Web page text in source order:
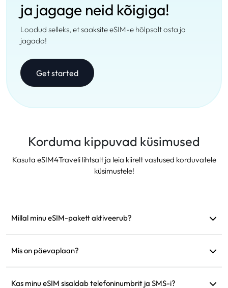
ja jagage neid kõigiga!
Loodud selleks, et saaksite eSIM-e hõlpsalt osta ja
jagada!
Get started
Korduma kippuvad küsimused
Kasuta eSIM4Traveli lihtsalt ja leia kiirelt vastused korduvatele
küsimustele!
Millal minu eSIM-pakett aktiveerub?
Soovitame see enne reisi paigaldada.
Mis on päevaplaan?
kell 9.00. Kui päeva andmemaht saab täis, langeb kiirus 128
Kas minu eSIM sisaldab telefoninumbrit ja SMS-i?